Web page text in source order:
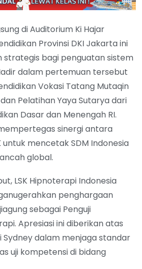
di Auditorium Ki Hajar
Provinsi DKI Jakarta ini
strategis bagi penguatan sistem
dalam pertemuan tersebut
Vokasi Tatang Mutaqin
Pelatihan Yaya Sutarya dari
Dasar dan Menengah RI.
sinergi antara
untuk mencetak SDM Indonesia
global.
LSK Hipnoterapi Indonesia
penghargaan
sebagai Penguji
Apresiasi ini diberikan atas
dalam menjaga standar
uji kompetensi di bidang